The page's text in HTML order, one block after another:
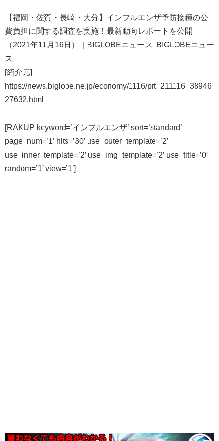
【福岡・佐賀・長崎・大分】インフルエンザ予防接種の公
費負担に関する調査を実施！最新動向レポートを公開
（2021年11月16日）｜BIGLOBEニュース BIGLOBEニュー
ス
[紹介元]
https://news.biglobe.ne.jp/economy/1116/prt_211116_38946
27632.html
[RAKUP keyword=’インフルエンザ’ sort=’standard’
page_num=’1′ hits=’30’ use_outer_template=’2′
use_inner_template=’2′ use_img_template=’2′ use_title=’0′
random=’1′ view=’1′]